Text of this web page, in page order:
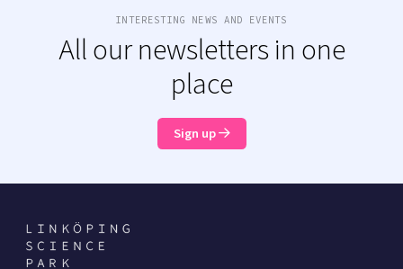
INTERESTING NEWS AND EVENTS
All our newsletters in one
place
Sign up